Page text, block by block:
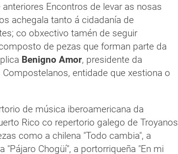
Encontros de levar as nosas
achegala tanto á cidadanía de
co obxectivo tamén de seguir
de pezas que forman parte da
Benigno Amor, presidente da
entidade que xestiona o
de música iberoamericana da
Rico co repertorio galego de Troyanos
como a chilena "Todo cambia", a
"Pájaro Chogüí", a portorriqueña "En mi